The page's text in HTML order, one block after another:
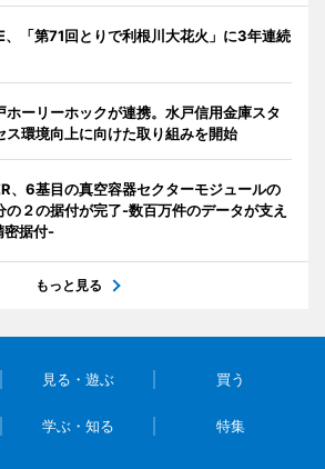
、「第71回とりで利根川大花火」に3年連続
ホーリーホックが連携。水戸信用金庫スタ
ス環境向上に向けた取り組みを開始
、6基目の真空容器セクターモジュールの
の２の据付が完了-数百万件のデータが支え
密据付-
もっと見る
見る・遊ぶ 買う
学ぶ・知る 特集